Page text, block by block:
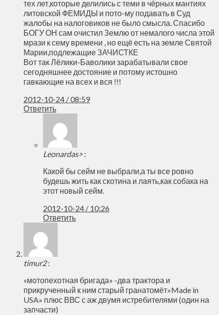
тех лет,которые делились с теми в чёрных мантиях
литовской ФЕМИДЫ и пото-му подавать в Суд
жалобы на налоговиков не было смысла. Спасибо
БОГУ ОН сам очистил Землю от немалого числа этой
мрази к сему времени , но ещё есть на земле Святой
Марии,подлежащие ЗАЧИСТКЕ
Вот так Лёлики-Баволики зарабатывали свое
сегодняшнее достояние и потому истошно
гавкающие на всех и вся !!!
2012-10-24 / 08:59
Ответить
Leonardas> :
Какой бы сейм не выбрали,а ты все ровно
будешь жить как скотина и лаять,как собака на
этот новый сейм.
2012-10-24 / 10:26
Ответить
timur2 :
«мотопехотная бригада» -два трактора и
прикрученный к ним старый гранатомёт»Made in
USA» плюс ВВС с аж двумя истребителями (один на
запчасти)